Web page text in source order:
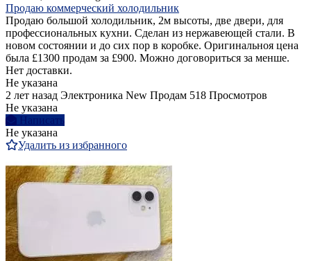
Продаю коммерческий холодильник
Продаю большой холодильник, 2м высоты, две двери, для
профессиональных кухни. Сделан из нержавеющей стали. В
новом состоянии и до сих пор в коробке. Оригинальноя цена
была £1300 продам за £900. Можно договориться за менше.
Нет доставки.
Не указана
2 лет назад Электроника New Продам 518 Просмотров
Не указана
Написать
Не указана
Удалить из избранного